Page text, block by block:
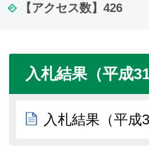
【アクセス数】 426
入札結果（平成
入札結果（平成